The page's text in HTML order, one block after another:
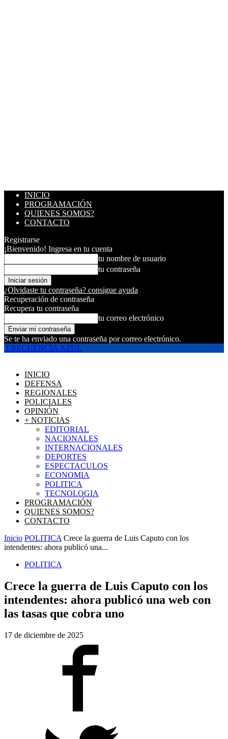
INICIO
PROGRAMACIÓN
QUIENES SOMOS?
CONTACTO
Registrarse
¡Bienvenido! Ingresa en tu cuenta
tu nombre de usuario
tu contraseña
¿Olvidaste tu contraseña? consigue ayuda
Recuperación de contraseña
Recupera tu contraseña
tu correo electrónico
Se te ha enviado una contraseña por correo electrónico.
FRECUENCIA AZUL
INICIO
DEFENSA
REGIONALES
POLICIALES
OPINIÓN
+ NOTICIAS
EDITORIAL
NACIONALES
INTERNACIONALES
DEPORTES
ESPECTACULOS
ECONOMIA
POLITICA
TECNOLOGIA
PROGRAMACIÓN
QUIENES SOMOS?
CONTACTO
Inicio POLITICA Crece la guerra de Luis Caputo con los
intendentes: ahora publicó una...
POLITICA
Crece la guerra de Luis Caputo con los
intendentes: ahora publicó una web con
las tasas que cobra uno
17 de diciembre de 2025